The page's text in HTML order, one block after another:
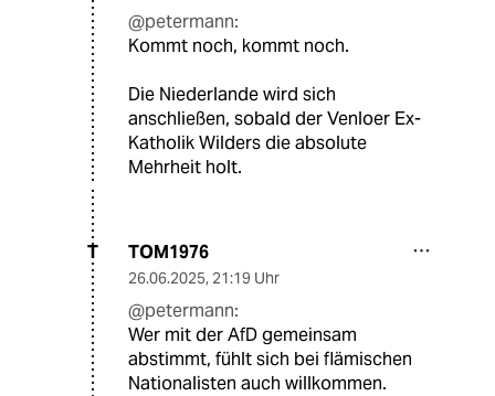
@petermann:
Kommt noch, kommt noch.
Die Niederlande wird sich
anschließen, sobald der Venloer Ex-
Katholik Wilders die absolute
Mehrheit holt.
T TOM1976
26.06.2025, 21:19 Uhr
@petermann:
Wer mit der AfD gemeinsam
abstimmt, fühlt sich bei flämischen
Nationalisten auch willkommen.